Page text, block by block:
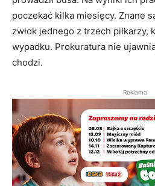
poczekać kilka miesięcy. Znane
zwłok jednego z trzech
wypadku. Prokuratura nie
chodzi.
Reklama